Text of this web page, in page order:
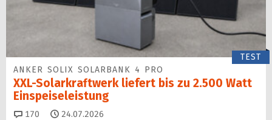
TEST
ANKER SOLIX SOLARBANK 4 PRO
XXL-Solarkraftwerk liefert bis zu 2.500 Watt
Einspeise­leistung
170 Kommentare
24.07.2026